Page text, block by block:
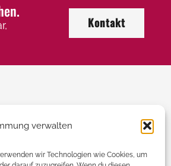
verwalten
wir Technologien wie Cookies, um
Kontakt
/ 32 505